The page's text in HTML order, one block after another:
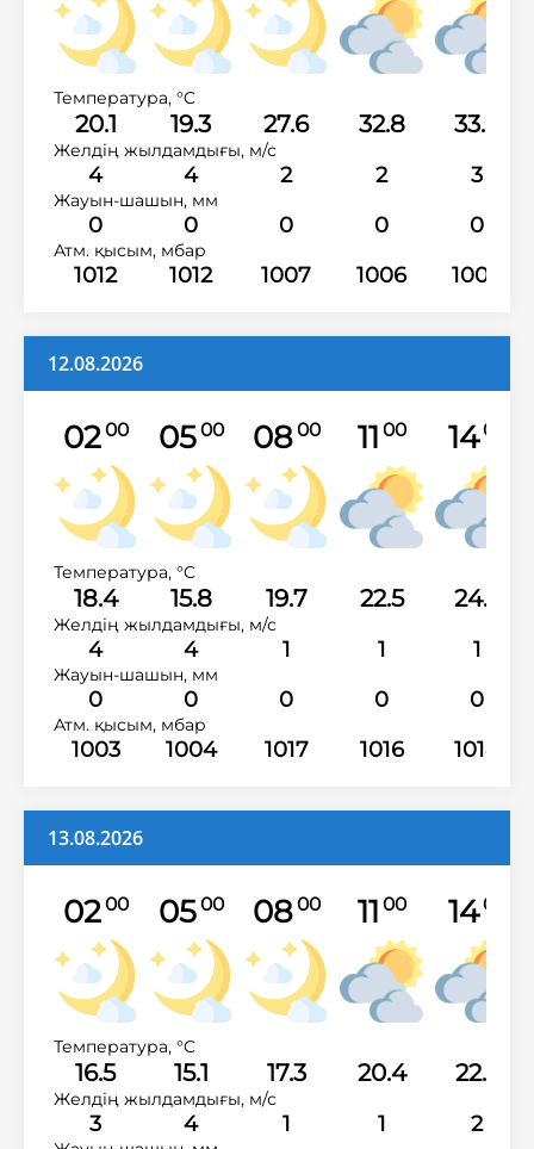
Температура, °C
20.1 19.3 27.6 32.8 33.6
Желдің жылдамдығы, м/с
4 4 2 2 3
Жауын-шашын, мм
0 0 0 0 0
Атм. қысым, мбар
1012 1012 1007 1006 1004
12.08.2026
0200 0500 0800 11 00 1400
Температура, °C
18.4 15.8 19.7 22.5 24.5
Желдің жылдамдығы, м/с
4 4 1 1 1
Жауын-шашын, мм
0 0 0 0 0
Атм. қысым, мбар
1003 1004 1017 1016 1014
13.08.2026
0200 0500 0800 11 00 1400
Температура, °C
16.5 15.1 17.3 20.4 22.3
Желдің жылдамдығы, м/с
3 4 1 1 2